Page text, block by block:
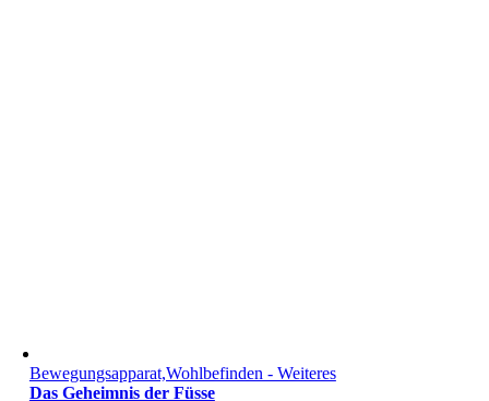
Bewegungsapparat,Wohlbefinden - Weiteres
Das Geheimnis der Füsse